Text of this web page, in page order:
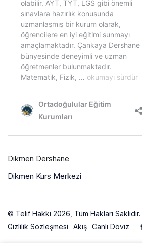
Dikmen Dershane
Dikmen Kurs Merkezi
© Telif Hakkı 2026, Tüm Hakları Saklıdır.
Gizlilik Sözleşmesi
Akış Canlı Döviz